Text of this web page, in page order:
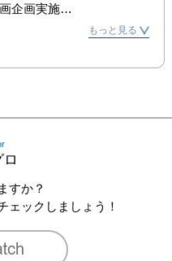
企画実施
イベントにて Liveパフ
ト紹介掲載
」N.Y Brooklyn Ouchi
もっと見る
すか？
ェックしましょう！